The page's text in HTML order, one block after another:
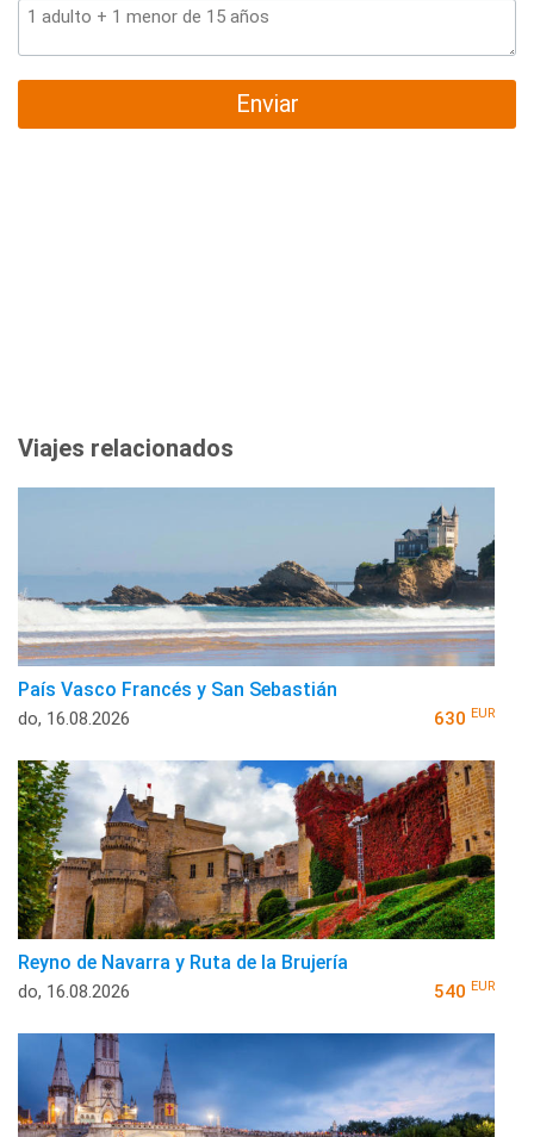
Enviar
Viajes relacionados
País Vasco Francés y San Sebastián
do, 16.08.2026 630 EUR
Reyno de Navarra y Ruta de la Brujería
do, 16.08.2026 540 EUR